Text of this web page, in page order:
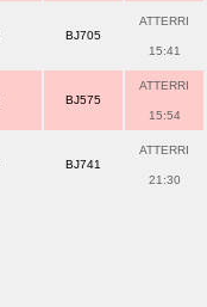
BJ705
ATTERRI
15:41
BJ575
ATTERRI
15:54
BJ741
ATTERRI
21:30